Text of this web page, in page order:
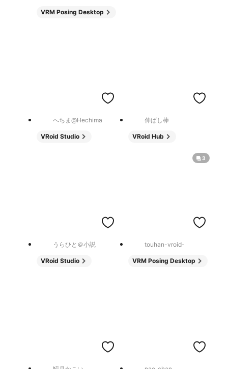
VRM Posing Desktop
へちま@Hechima
VRoid Studio
伸ばし棒
VRoid Hub
うらひと＠小説
VRoid Studio
3
touhan-vroid-
VRM Posing Desktop